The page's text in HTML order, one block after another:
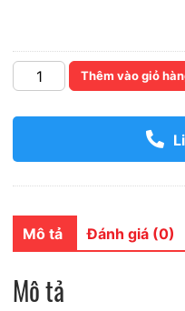
lượng
Thêm vào giỏ
Mô tả Đánh giá (0)
Mô tả